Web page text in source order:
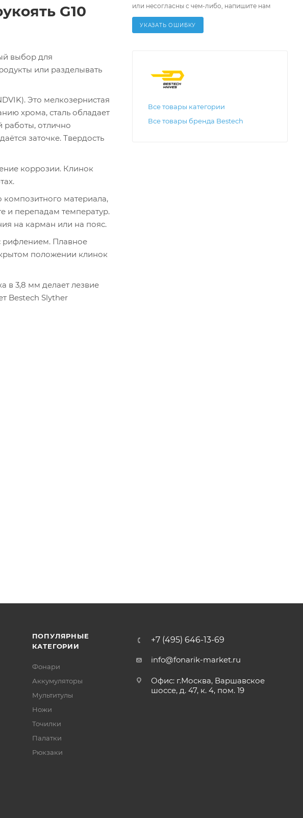
G10
выбор для
или разделывать
Это мелкозернистая
хрома, сталь обладает
работы, отлично
заточке. Твердость
коррозии. Клинок
композитного материала,
и перепадам температур.
на карман или на пояс.
рифлением. Плавное
положении клинок
в 3,8 мм делает лезвие
Bestech Slyther
или несогласны с чем-либо, напишите нам
УКАЗАТЬ ОШИБКУ
Все товары категории
Все товары бренда Bestech
ПОПУЛЯРНЫЕ
КАТЕГОРИИ
Фонари
Аккумуляторы
Мультитулы
Ножи
Точилки
Палатки
Рюкзаки
+7 (495) 646-13-69
info@fonarik-market.ru
Офис: г.Москва, Варшавское
шоссе, д. 47, к. 4, пом. 19